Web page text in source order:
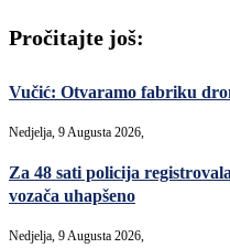
Pročitajte još:
Vučić: Otvaramo fabriku
Nedjelja, 9 Augusta 2026,
Za 48 sati policija
vozača uhapšeno
Nedjelja, 9 Augusta 2026,